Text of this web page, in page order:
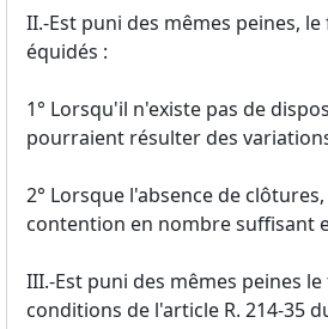
II.-Est puni des mêmes peines,
équidés :
1° Lorsqu'il n'existe pas de
pourraient résulter des
2° Lorsque l'absence de
contention en nombre suffisant
III.-Est puni des mêmes peines
conditions de l'article R. 214-35